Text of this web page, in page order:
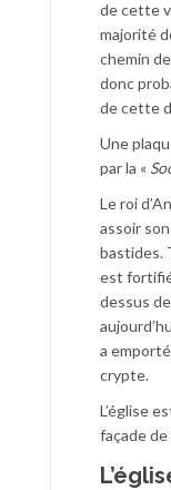
de cette
majorité
chemin
donc
de cette
Une
par la «
Le roi
assoir
bastides.
est
dessus
a
crypte.
L’église
façade